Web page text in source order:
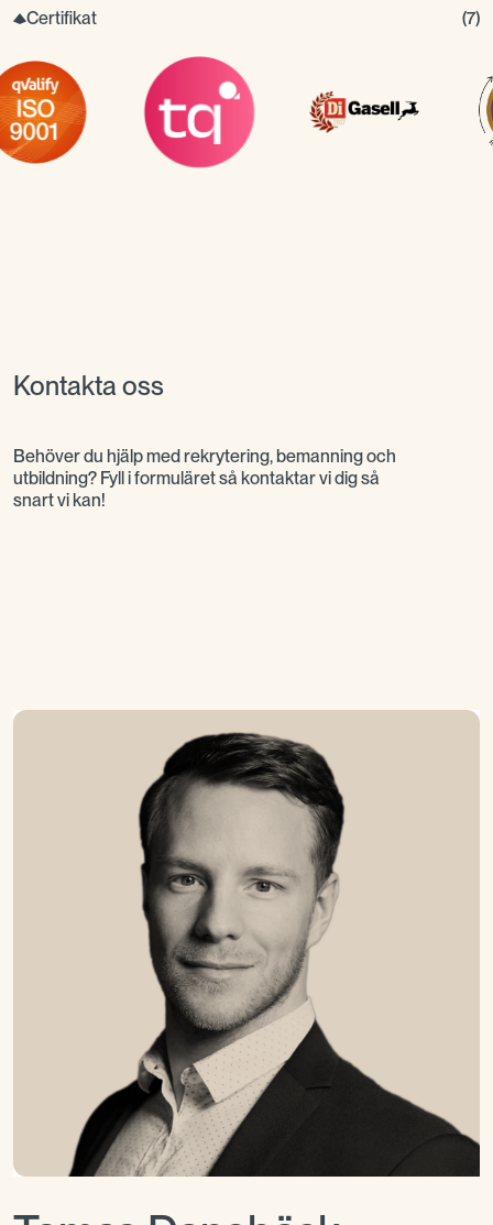
Certifikat (7)
Kontakta oss
Behöver du hjälp med rekrytering, bemanning och
utbildning? Fyll i formuläret så kontaktar vi dig så
snart vi kan!